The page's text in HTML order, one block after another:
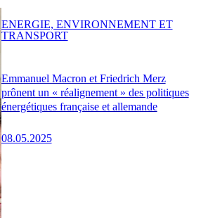
Emmanuel Macron et Friedrich Merz
prônent un « réalignement » des politiques
énergétiques française et allemande
08.05.2025
ENERGIE, ENVIRONNEMENT ET
TRANSPORT